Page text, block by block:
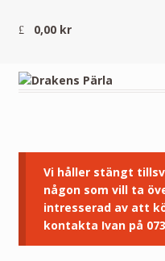
0,00 kr
Vi håller stängt
någon som vill ta
intresserad av att
kontakta Ivan på